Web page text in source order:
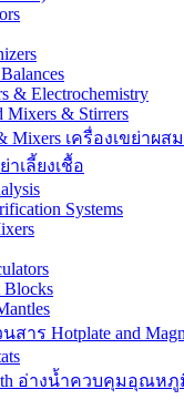
& Electrochemistry
Mixers & Stirrers
Mixers เครื่องเขย่าผ
าเลี้ยงเชื้อ
Systems
Blocks
สาร Hotplate and
อ่างน้ำควบคุมอุณหภู